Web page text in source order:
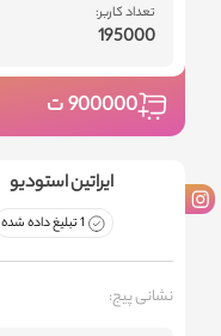
تعداد کاربر:
195000
900000ت
ایراتین استودیو
1 تبلیغ داده شده
نشانی پیج: